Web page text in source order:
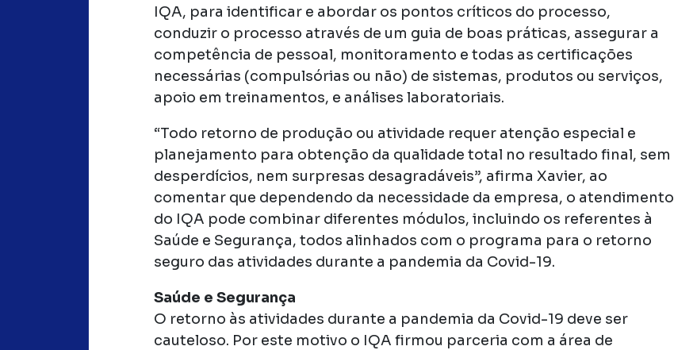
IQA, para identificar e abordar os pontos críticos do processo,
conduzir o processo através de um guia de boas práticas, assegurar a
competência de pessoal, monitoramento e todas as certificações
necessárias (compulsórias ou não) de sistemas, produtos ou serviços,
apoio em treinamentos, e análises laboratoriais.
“Todo retorno de produção ou atividade requer atenção especial e
planejamento para obtenção da qualidade total no resultado final, sem
desperdícios, nem surpresas desagradáveis”, afirma Xavier, ao
comentar que dependendo da necessidade da empresa, o atendimento
do IQA pode combinar diferentes módulos, incluindo os referentes à
Saúde e Segurança, todos alinhados com o programa para o retorno
seguro das atividades durante a pandemia da Covid-19.
Saúde e Segurança
O retorno às atividades durante a pandemia da Covid-19 deve ser
cauteloso. Por este motivo o IQA firmou parceria com a área de